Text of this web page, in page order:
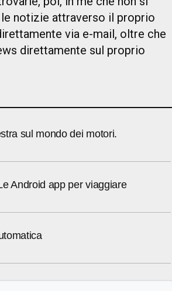
notizie attraverso il proprio
via e-mail, oltre che
direttamente sul proprio
sul mondo dei motori.
Android app per viaggiare